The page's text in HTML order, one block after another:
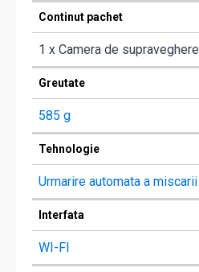
Continut pachet
1 x Camera de supraveghere
Greutate
585 g
Tehnologie
Urmarire automata a miscarii
Interfata
WI-FI